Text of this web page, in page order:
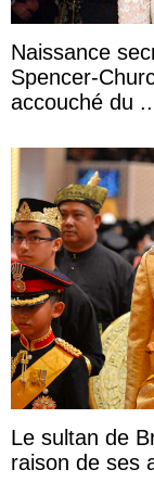
Naissance
Spencer-
Le sultan de
raison de ses